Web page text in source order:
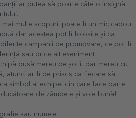
ar putea să poarte câte o insignă
mai multe scopuri: poate fi un mic cadou
dar acestea pot fi folosite și ca
campanii de promovare, ce pot fi
sau orice alt eveniment
pusă mereu pe șotii, dar mereu cu
atunci ar fi de prisos ca fiecare să
simbol al echipei din care face parte.
de zâmbete și voie bună!
sau numele